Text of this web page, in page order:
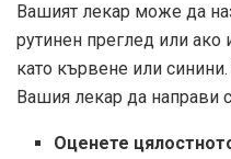
Вашият лекар може да
рутинен преглед или
като кървене или
Вашия лекар да направи
Оценете